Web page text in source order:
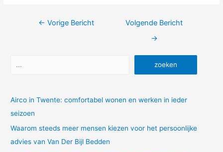
Bericht
← Vorige Bericht
Volgende Bericht
→
zoeken
Airco in Twente: comfortabel wonen en werken in ieder
seizoen
Waarom steeds meer mensen kiezen voor het persoonlijke
advies van Van Der Bijl Bedden